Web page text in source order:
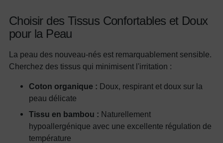
Choisir des Tissus Confortables et Doux
pour la Peau
La peau des nouveau-nés est remarquablement sensible.
Cherchez des tissus qui minimisent l'irritation :
Coton organique : Doux, respirant et doux sur la
peau délicate
Tissu en bambou : Naturellement
hypoallergénique avec une excellente régulation de
température